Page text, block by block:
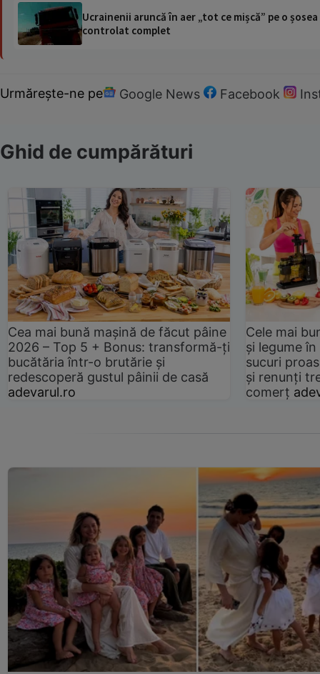
Ucrainenii aruncă în aer „tot ce mișcă” pe o
controlat complet
Urmărește-ne pe Google News Facebook
Ghid de cumpărături
Cea mai bună mașină de făcut pâine
2026 – Top 5 + Bonus: transformă-ți
bucătăria într-o brutărie și
redescoperă gustul pâinii de casă
adevarul.ro
Cele mai
și legume
sucuri
și renunți
comerț